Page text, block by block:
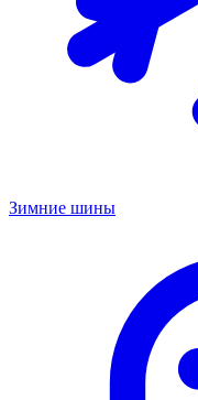
Зимние шины